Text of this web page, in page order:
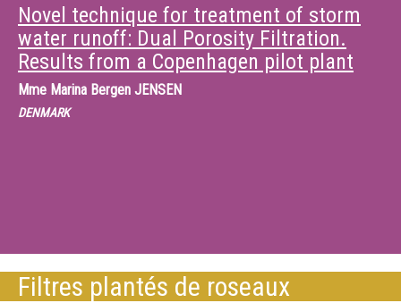
Novel technique for treatment of storm
water runoff: Dual Porosity Filtration.
Results from a Copenhagen pilot plant
Mme Marina Bergen JENSEN
DENMARK
Filtres plantés de roseaux